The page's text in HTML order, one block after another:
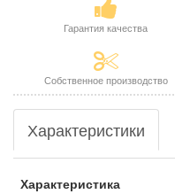
Гарантия качества
Собственное производство
Характеристики
Характеристика